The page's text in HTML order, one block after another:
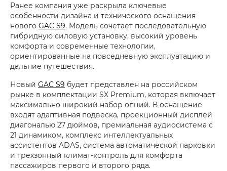
Ранее компания уже раскрыла ключевые
особенности дизайна и технического оснащения
нового GAC S9. Модель сочетает последовательную
гибридную силовую установку, высокий уровень
комфорта и современные технологии,
ориентированные на повседневную эксплуатацию и
дальние путешествия.
Новый GAC S9 будет представлен на российском
рынке в комплектации SX Premium, которая включает
максимально широкий набор опций. В оснащение
входят адаптивная подвеска, проекционный дисплей
диагональю 27 дюймов, премиальная аудиосистема с
21 динамиком, комплекс интеллектуальных
ассистентов ADAS, система автоматической парковки
и трехзонный климат-контроль для комфорта
пассажиров первого и второго ряда.